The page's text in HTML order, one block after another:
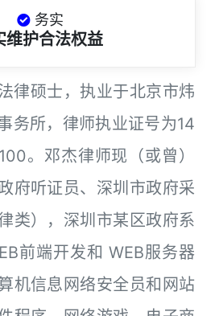
务实
维护合法权益
律硕士，执业于北京市炜
务所，律师执业证号为14
。邓杰律师现（或曾）
府听证员、深圳市政府采
类），深圳市某区政府系
前端开发和 WEB服务器
机信息网络安全员和网站